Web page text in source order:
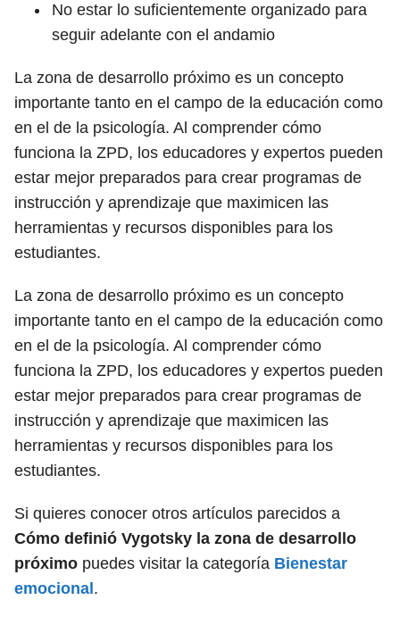
No estar lo suficientemente organizado para
seguir adelante con el andamio
La zona de desarrollo próximo es un concepto
importante tanto en el campo de la educación como
en el de la psicología. Al comprender cómo
funciona la ZPD, los educadores y expertos pueden
estar mejor preparados para crear programas de
instrucción y aprendizaje que maximicen las
herramientas y recursos disponibles para los
estudiantes.
La zona de desarrollo próximo es un concepto
importante tanto en el campo de la educación como
en el de la psicología. Al comprender cómo
funciona la ZPD, los educadores y expertos pueden
estar mejor preparados para crear programas de
instrucción y aprendizaje que maximicen las
herramientas y recursos disponibles para los
estudiantes.
Si quieres conocer otros artículos parecidos a
Cómo definió Vygotsky la zona de desarrollo
próximo puedes visitar la categoría Bienestar
emocional .